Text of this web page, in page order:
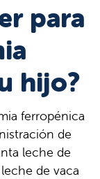
para
hijo?
ferropénica
de
leche de
de vaca